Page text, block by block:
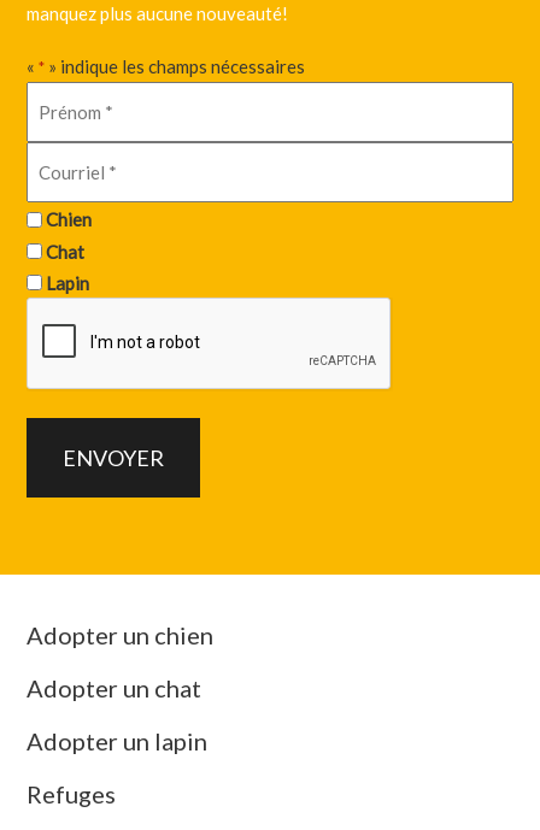
manquez plus aucune nouveauté!
«* » indique les champs nécessaires
Chien
Chat
Lapin
Adopter un chien
Adopter un chat
Adopter un lapin
Refuges